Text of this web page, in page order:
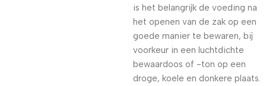
is het belangrijk de voeding na
het openen van de zak op een
goede manier te bewaren, bij
voorkeur in een luchtdichte
bewaardoos of -ton op een
droge, koele en donkere plaats.